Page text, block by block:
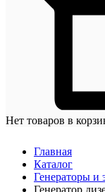
Нет товаров в
Главная
Каталог
Генераторы и